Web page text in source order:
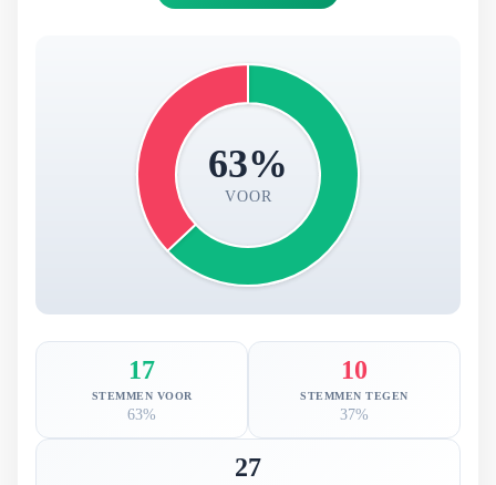
63%
VOOR
17
STEMMEN VOOR
63%
10
STEMMEN TEGEN
37%
27